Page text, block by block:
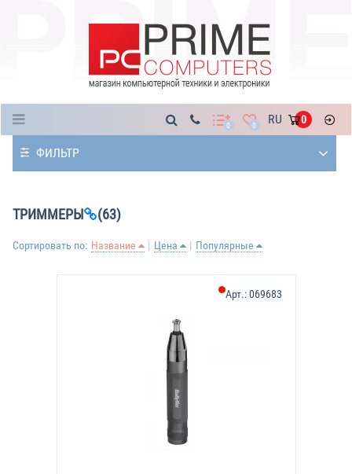
0 0 RU 0
ФИЛЬТР
ТРИММЕРЫ (63)
Сортировать по: Название Цена Популярные
Арт.:069683